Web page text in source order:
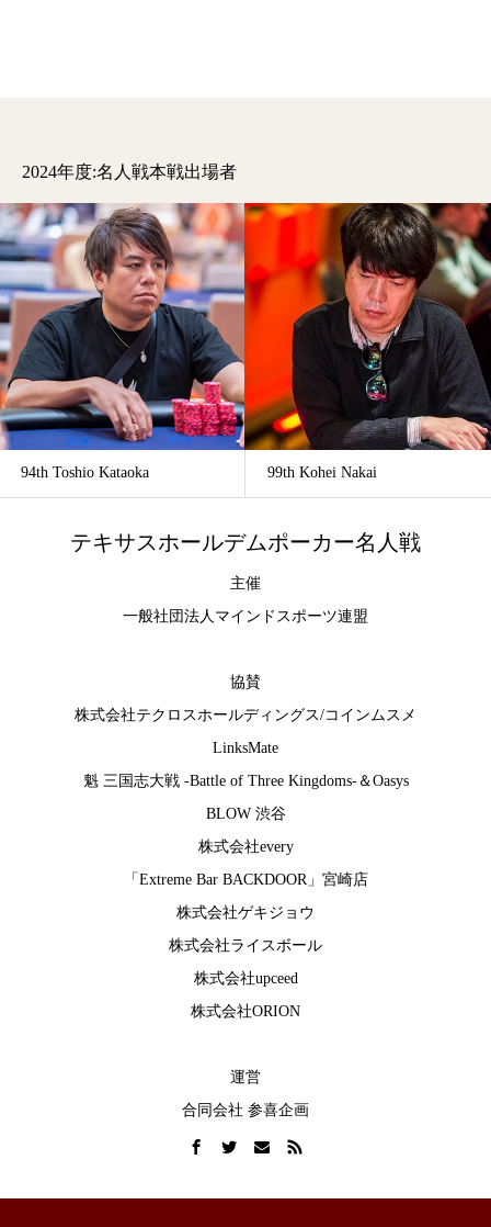
2024年度:名人戦本戦出場者
94th Toshio Kataoka 99th Kohei Nakai
テキサスホールデムポーカー名人戦
主催
一般社団法人マインドスポーツ連盟
協賛
株式会社テクロスホールディングス/コインムスメ
LinksMate
魁 三国志大戦 -Battle of Three Kingdoms-＆Oasys
BLOW 渋谷
株式会社every
「Extreme Bar BACKDOOR」宮崎店
株式会社ゲキジョウ
株式会社ライスボール
株式会社upceed
株式会社ORION
運営
合同会社 参喜企画